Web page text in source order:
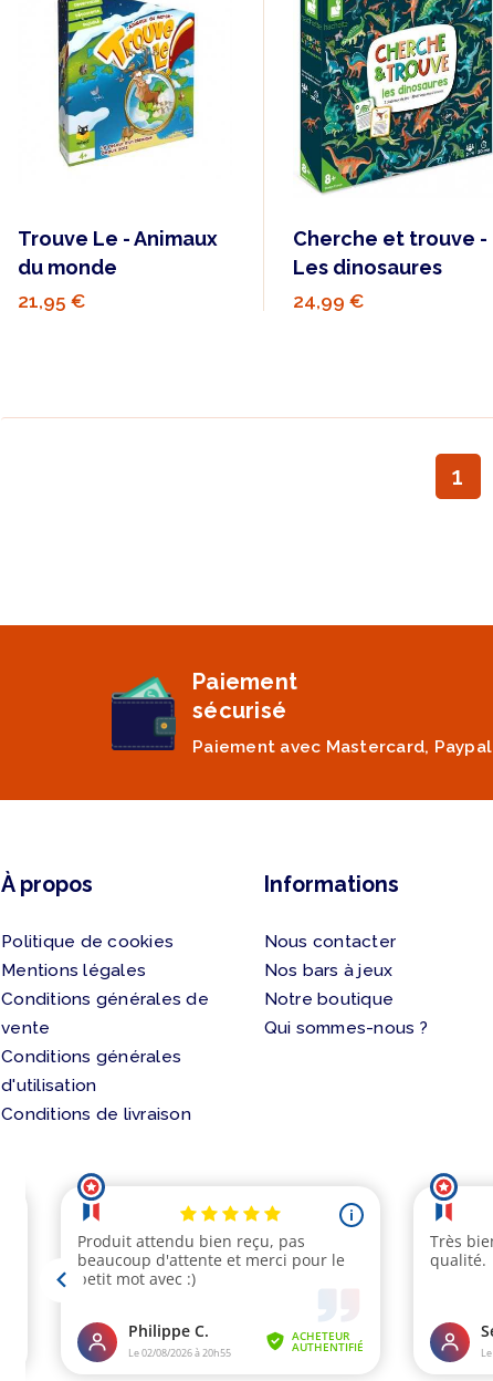
Trouve Le - Animaux
du monde
21,95 €
Cherche et trouve -
Les dinosaures
24,99 €
1
Paiement
sécurisé
Paiement avec Mastercard, Paypal
À propos
Politique de cookies
Mentions légales
Conditions générales de
vente
Conditions générales
d'utilisation
Conditions de livraison
Informations
Nous contacter
Nos bars à jeux
Notre boutique
Qui sommes-nous ?